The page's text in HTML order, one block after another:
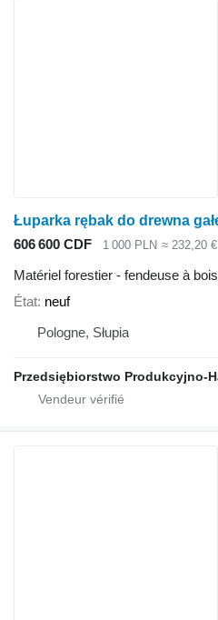
606 600 CDF 1 000 PLN ≈ 232,20 €
Matériel forestier - fendeuse à bois
État neuf
Pologne, Słupia